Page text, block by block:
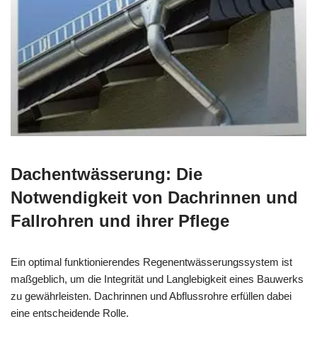
Dachentwässerung: Die
Notwendigkeit von Dachrinnen und
Fallrohren und ihrer Pflege
Ein optimal funktionierendes Regenentwässerungssystem ist
maßgeblich, um die Integrität und Langlebigkeit eines Bauwerks
zu gewährleisten. Dachrinnen und Abflussrohre erfüllen dabei
eine entscheidende Rolle.